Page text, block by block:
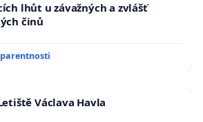
lhůt u závažných a zvlášť
činů
Václava Havla